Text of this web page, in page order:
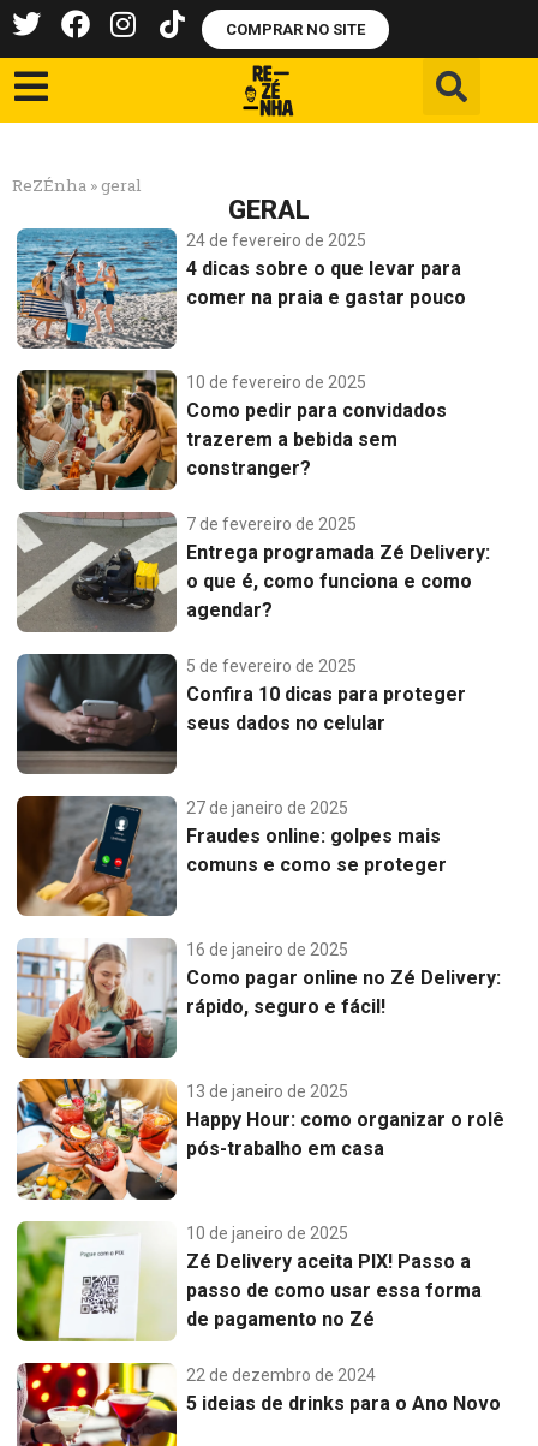
COMPRAR NO SITE
ReZÉnha »geral
GERAL
24 de fevereiro de 2025
4 dicas sobre o que levar para
comer na praia e gastar pouco
10 de fevereiro de 2025
Como pedir para convidados
trazerem a bebida sem
constranger?
7 de fevereiro de 2025
Entrega programada Zé Delivery:
o que é, como funciona e como
agendar?
5 de fevereiro de 2025
Confira 10 dicas para proteger
seus dados no celular
27 de janeiro de 2025
Fraudes online: golpes mais
comuns e como se proteger
16 de janeiro de 2025
Como pagar online no Zé Delivery:
rápido, seguro e fácil!
13 de janeiro de 2025
Happy Hour: como organizar o rolê
pós-trabalho em casa
10 de janeiro de 2025
Zé Delivery aceita PIX! Passo a
passo de como usar essa forma
de pagamento no Zé
22 de dezembro de 2024
5 ideias de drinks para o Ano Novo